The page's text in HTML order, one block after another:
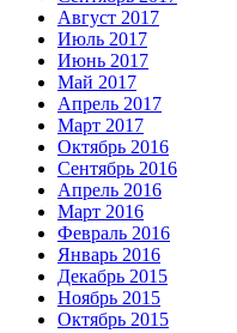
Август 2017
Июль 2017
Июнь 2017
Май 2017
Апрель 2017
Март 2017
Октябрь 2016
Сентябрь 2016
Апрель 2016
Март 2016
Февраль 2016
Январь 2016
Декабрь 2015
Ноябрь 2015
Октябрь 2015